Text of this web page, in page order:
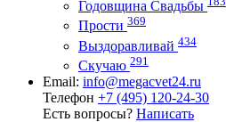
Годовщина Свадьбы
Прости 369
Выздоравливай 434
Скучаю 291
Email: info@megacvet24.ru
Телефон +7 (495) 120-24-30
Есть вопросы? Написать